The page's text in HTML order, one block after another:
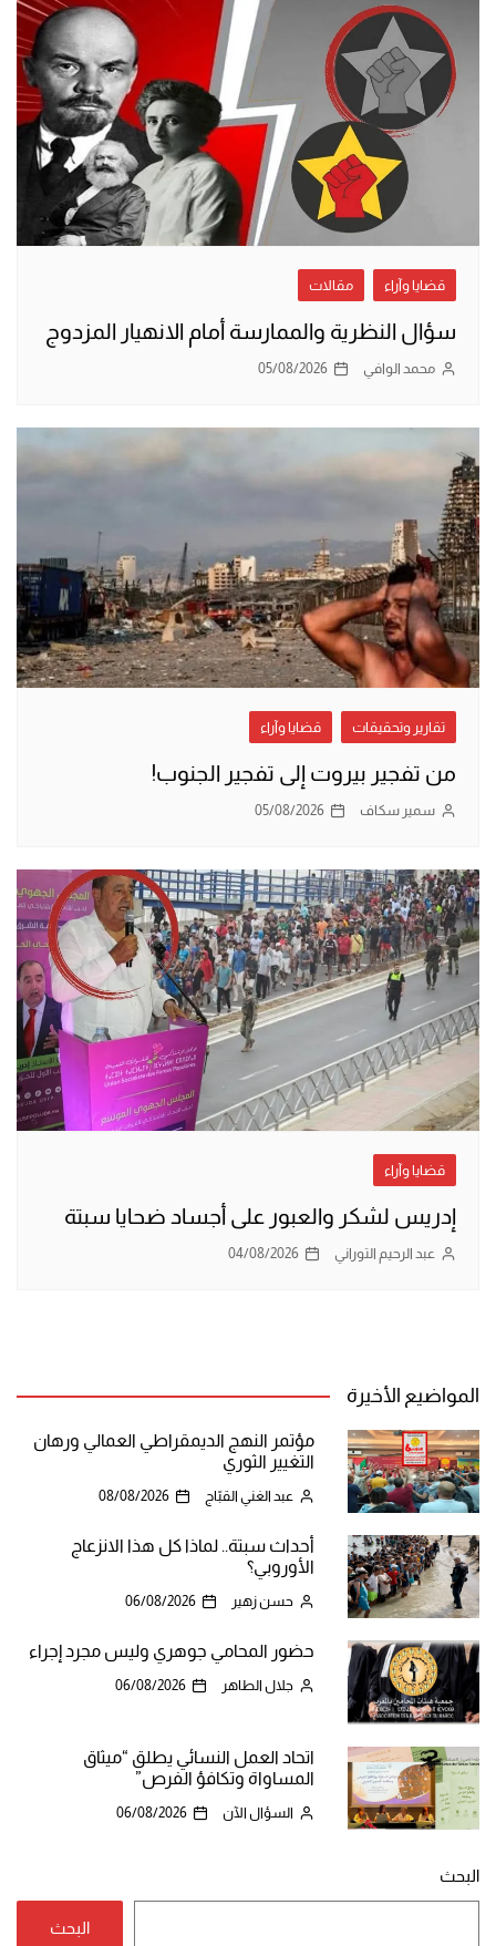
قضايا وآراء مقالات
سؤال النظرية والممارسة أمام الانهيار المزدوج
محمد الوافي 05/08/2026
تقارير وتحقيقات قضايا وآراء
من تفجير بيروت إلى تفجير الجنوب!
سمير سكاف 05/08/2026
قضايا وآراء
إدريس لشكر والعبور على أجساد ضحايا سبتة
عبد الرحيم التوراني 04/08/2026
المواضيع الأخيرة
مؤتمر النهج الديمقراطي العمالي ورهان
التغيير الثوري
عبد الغني القبّاج 08/08/2026
أحداث سبتة.. لماذا كل هذا الانزعاج
الأوروبي؟
حسن زهير 06/08/2026
حضور المحامي جوهري وليس مجرد إجراء
جلال الطاهر 06/08/2026
اتحاد العمل النسائي يطلق “ميثاق
المساواة وتكافؤ الفرص”
السؤال الآن 06/08/2026
البحث
البحث